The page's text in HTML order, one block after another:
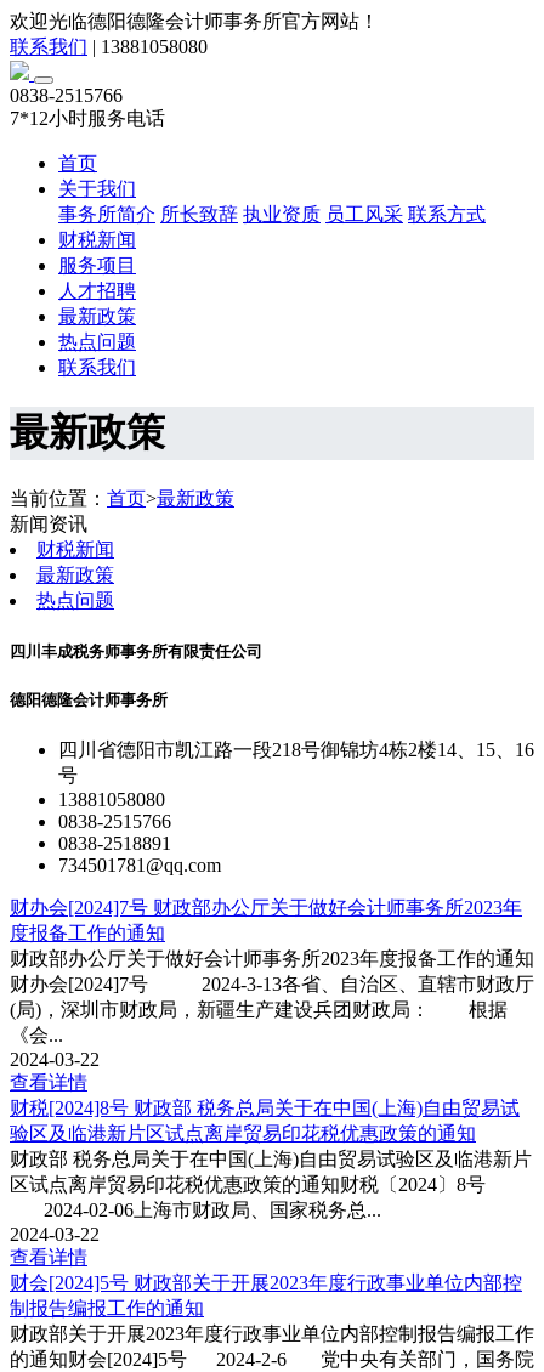
欢迎光临德阳德隆会计师事务所官方网站！
联系我们 | 13881058080
0838-2515766
7*12小时服务电话
首页
关于我们
事务所简介 所长致辞 执业资质 员工风采 联系方式
财税新闻
服务项目
人才招聘
最新政策
热点问题
联系我们
最新政策
当前位置： 首页>最新政策
新闻资讯
财税新闻
最新政策
热点问题
四川丰成税务师事务所有限责任公司
德阳德隆会计师事务所
四川省德阳市凯江路一段218号御锦坊4栋2楼14、15、16
号
13881058080
0838-2515766
0838-2518891
734501781@qq.com
财办会[2024]7号 财政部办公厅关于做好会计师事务所2023年
度报备工作的通知
财政部办公厅关于做好会计师事务所2023年度报备工作的通知
财办会[2024]7号 2024-3-13各省、自治区、直辖市财政厅
(局)，深圳市财政局，新疆生产建设兵团财政局： 根据
《会...
2024-03-22
查看详情
财税[2024]8号 财政部 税务总局关于在中国(上海)自由贸易试
验区及临港新片区试点离岸贸易印花税优惠政策的通知
财政部 税务总局关于在中国(上海)自由贸易试验区及临港新片
区试点离岸贸易印花税优惠政策的通知财税〔2024〕8号
2024-02-06上海市财政局、国家税务总...
2024-03-22
查看详情
财会[2024]5号 财政部关于开展2023年度行政事业单位内部控
制报告编报工作的通知
财政部关于开展2023年度行政事业单位内部控制报告编报工作
的通知财会[2024]5号 2024-2-6 党中央有关部门，国务院